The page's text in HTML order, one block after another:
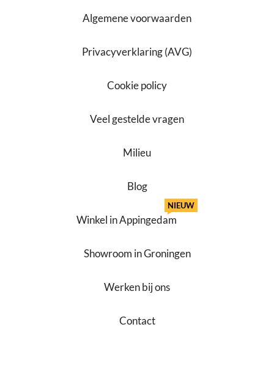
Algemene voorwaarden
Privacyverklaring (AVG)
Cookie policy
Veel gestelde vragen
Milieu
Blog
Winkel in Appingedam
NIEUW
Showroom in Groningen
Werken bij ons
Contact